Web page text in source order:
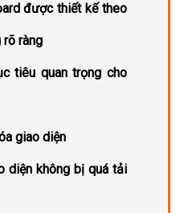
được thiết kế theo
ràng
tiêu quan trọng cho
giao diện
diện không bị quá tải